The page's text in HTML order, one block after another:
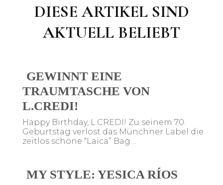
DIESE ARTIKEL SIND
AKTUELL BELIEBT
GEWINNT EINE
TRAUMTASCHE VON
L.CREDI!
Happy Birthday, L.CREDI! Zu seinem 70.
Geburtstag verlost das Münchner Label die
zeitlos schöne “Laica” Bag…
MY STYLE: YESICA RÍOS